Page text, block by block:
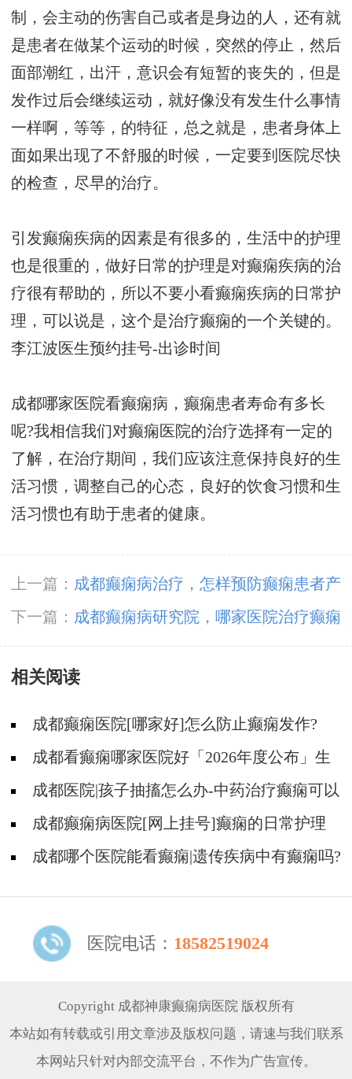
制，会主动的伤害自己或者是身边的人，还有就
是患者在做某个运动的时候，突然的停止，然后
面部潮红，出汗，意识会有短暂的丧失的，但是
发作过后会继续运动，就好像没有发生什么事情
一样啊，等等，的特征，总之就是，患者身体上
面如果出现了不舒服的时候，一定要到医院尽快
的检查，尽早的治疗。
引发癫痫疾病的因素是有很多的，生活中的护理
也是很重的，做好日常的护理是对癫痫疾病的治
疗很有帮助的，所以不要小看癫痫疾病的日常护
理，可以说是，这个是治疗癫痫的一个关键的。
李江波医生预约挂号-出诊时间
成都哪家医院看癫痫病，癫痫患者寿命有多长
呢?我相信我们对癫痫医院的治疗选择有一定的
了解，在治疗期间，我们应该注意保持良好的生
活习惯，调整自己的心态，良好的饮食习惯和生
活习惯也有助于患者的健康。
上一篇： 成都癫痫病治疗，怎样预防癫痫患者产
生精神障碍?
下一篇： 成都癫痫病研究院，哪家医院治疗癫痫
效果较好呢?
相关阅读
成都癫痫医院[哪家好]怎么防止癫痫发作?
成都看癫痫哪家医院好「2026年度公布」生
活中容易被忽视的癫痫诱因有哪些?
成都医院|孩子抽搐怎么办-中药治疗癫痫可以
治好吗?
成都癫痫病医院[网上挂号]癫痫的日常护理
要点有哪些?
成都哪个医院能看癫痫|遗传疾病中有癫痫吗?
医院电话： 18582519024
Copyright 成都神康癫痫病医院 版权所有
本站如有转载或引用文章涉及版权问题，请速与我们联系
本网站只针对内部交流平台，不作为广告宣传。